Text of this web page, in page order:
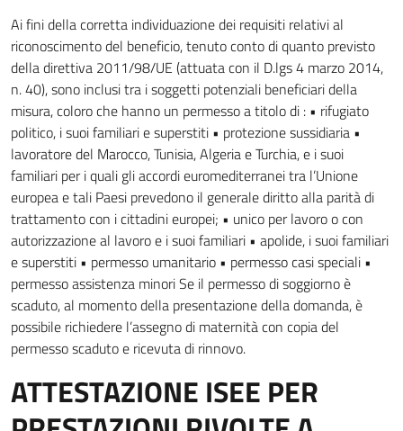
Ai fini della corretta individuazione dei requisiti relativi al
riconoscimento del beneficio, tenuto conto di quanto previsto
della direttiva 2011/98/UE (attuata con il D.lgs 4 marzo 2014,
n. 40), sono inclusi tra i soggetti potenziali beneficiari della
misura, coloro che hanno un permesso a titolo di : • rifugiato
politico, i suoi familiari e superstiti • protezione sussidiaria •
lavoratore del Marocco, Tunisia, Algeria e Turchia, e i suoi
familiari per i quali gli accordi euromediterranei tra l’Unione
europea e tali Paesi prevedono il generale diritto alla parità di
trattamento con i cittadini europei; • unico per lavoro o con
autorizzazione al lavoro e i suoi familiari • apolide, i suoi familiari
e superstiti • permesso umanitario • permesso casi speciali •
permesso assistenza minori Se il permesso di soggiorno è
scaduto, al momento della presentazione della domanda, è
possibile richiedere l’assegno di maternità con copia del
permesso scaduto e ricevuta di rinnovo.
ATTESTAZIONE ISEE PER